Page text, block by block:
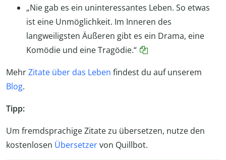
„Nie gab es ein uninteressantes Leben. So etwas
ist eine Unmöglichkeit. Im Inneren des
langweiligsten Äußeren gibt es ein Drama, eine
Komödie und eine Tragödie.“
MehrZitate über das Leben findest du auf unserem
Blog.
Tipp:
Um fremdsprachige Zitate zu übersetzen, nutze den
kostenlosen Übersetzervon Quillbot.